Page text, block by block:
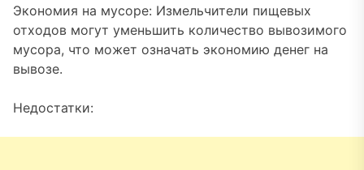
Экономия на мусоре: Измельчители пищевых
отходов могут уменьшить количество вывозимого
мусора, что может означать экономию денег на
вывозе.
Недостатки: